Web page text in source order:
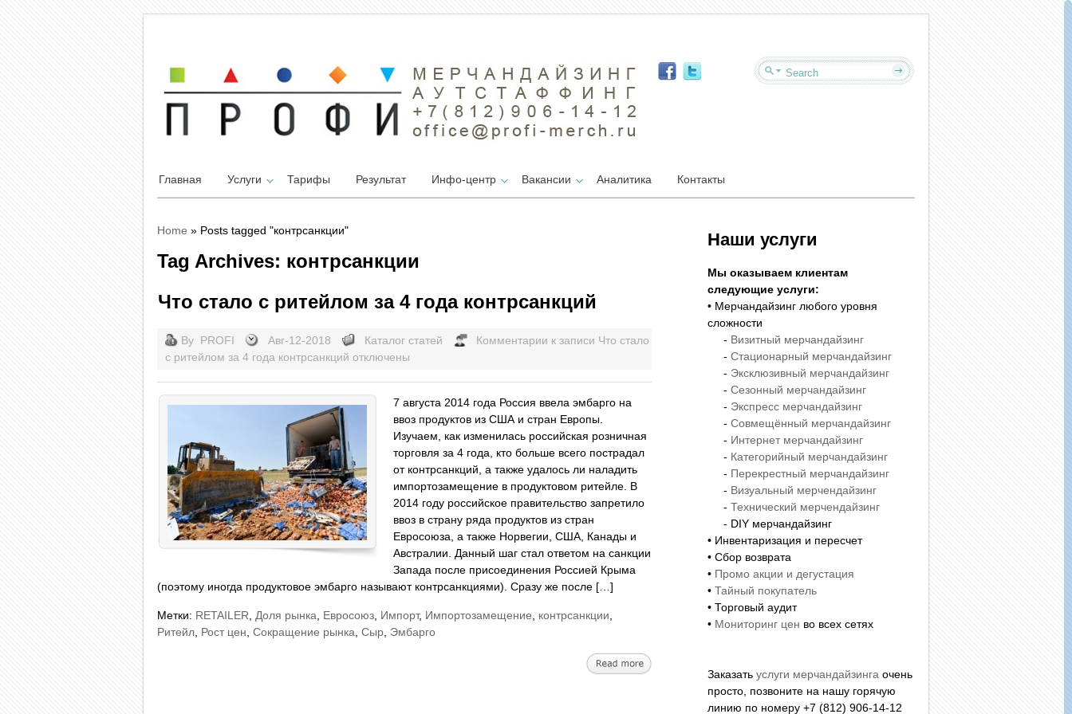
Главная Услуги Тарифы Результат Инфо-центр Вакансии Аналитика Контакты
Home » Posts tagged "контрсанкции"
Tag Archives: контрсанкции
Что стало с ритейлом за 4 года контрсанкций
By PROFI Авг-12-2018 Каталог статей Комментарии к записи Что стало
с ритейлом за 4 года контрсанкций отключены
7 августа 2014 года Россия ввела эмбарго на
ввоз продуктов из США и стран Европы.
Изучаем, как изменилась российская розничная
торговля за 4 года, кто больше всего пострадал
от контрсанкций, а также удалось ли наладить
импортозамещение в продуктовом ритейле. В
2014 году российское правительство запретило
ввоз в страну ряда продуктов из стран
Евросоюза, а также Норвегии, США, Канады и
Австралии. Данный шаг стал ответом на санкции
Запада после присоединения Россией Крыма
(поэтому иногда продуктовое эмбарго называют контрсанкциями). Сразу же после […]
Метки: RETAILER Доля рынка Евросоюз Импорт, Импортозамещение контрсанкции
Ритейл Рост цен Сокращение рынка Сыр Эмбарго
Наши услуги
Мы оказываем клиентам
следующие услуги:
• Мерчандайзинг любого уровня
сложности
- Визитный мерчандайзинг
- Стационарный мерчандайзинг
- Эксклюзивный мерчандайзинг
- Сезонный мерчандайзинг
- Экспресс мерчандайзинг
- Совмещённый мерчандайзинг
- Интернет мерчандайзинг
- Категорийный мерчандайзинг
- Перекрестный мерчандайзинг
- Визуальный мерчендайзинг
- Технический мерчендайзинг
- DIY мерчандайзинг
• Инвентаризация и пересчет
• Сбор возврата
• Промо акции и дегустация
• Тайный покупатель
• Торговый аудит
• Мониторинг цен во всех сетях
Заказать услуги мерчандайзинга очень
просто, позвоните на нашу горячую
линию по номеру +7 (812) 906-14-12